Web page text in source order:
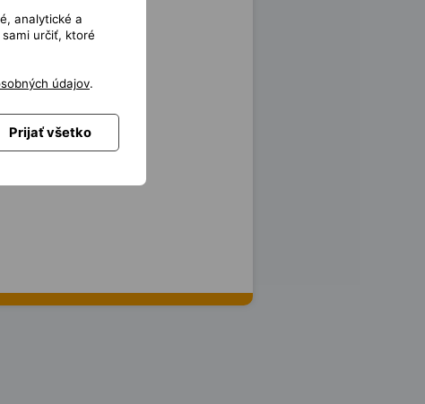
analytické a
určiť, ktoré
údajov.
Prijať všetko